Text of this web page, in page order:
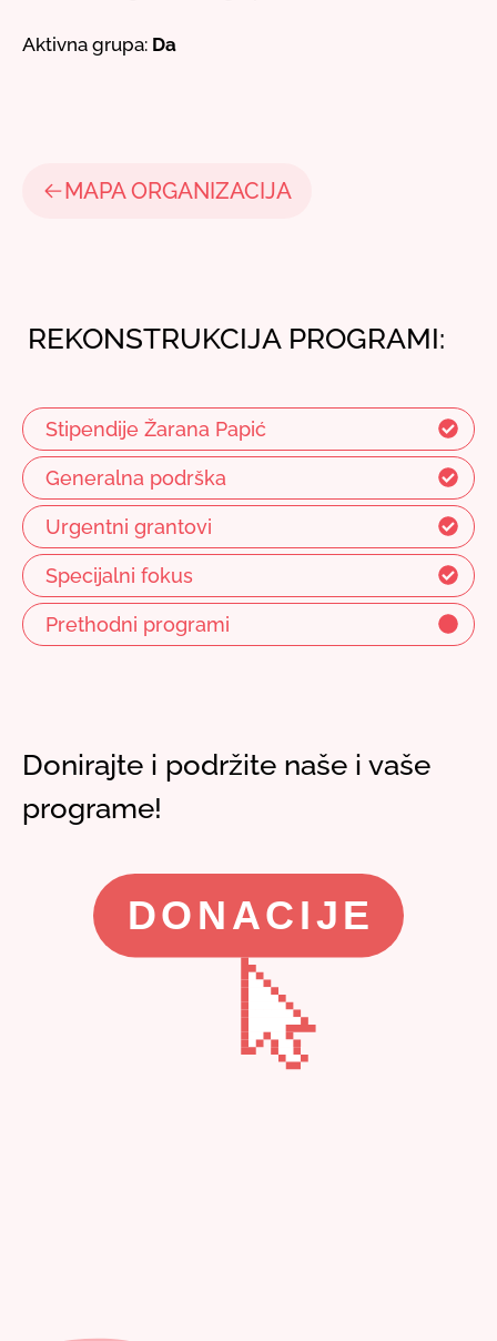
Aktivna grupa: Da
MAPA ORGANIZACIJA
REKONSTRUKCIJA PROGRAMI:
Stipendije Žarana Papić
Generalna podrška
Urgentni grantovi
Specijalni fokus
Prethodni programi
Donirajte i podržite naše i vaše
programe!